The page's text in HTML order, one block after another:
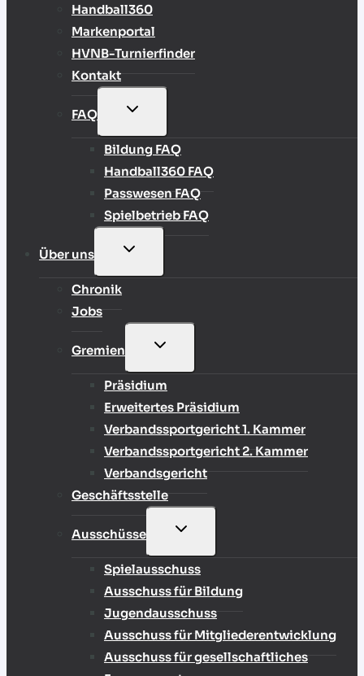
Handball360
Markenportal
HVNB-Turnierfinder
Kontakt
FAQ
UNTERMENÜ
Bildung FAQ
Handball360 FAQ
Passwesen FAQ
Spielbetrieb FAQ
Über uns
UNTERMENÜ
Chronik
Jobs
Gremien
UNTERMENÜ
Präsidium
Erweitertes Präsidium
Verbandssportgericht 1. Kammer
Verbandssportgericht 2. Kammer
Verbandsgericht
Geschäftsstelle
Ausschüsse
UNTERMENÜ
Spielausschuss
Ausschuss für Bildung
Jugendausschuss
Ausschuss für Mitgliederentwicklung
Ausschuss für gesellschaftliches